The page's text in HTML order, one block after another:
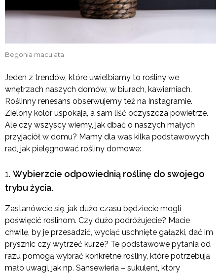
Begonia maculata
Jeden z trendów, które uwielbiamy to rośliny we
wnętrzach naszych domów, w biurach, kawiarniach.
Roślinny renesans obserwujemy też na Instagramie.
Zielony kolor uspokaja, a sam liść oczyszcza powietrze.
Ale czy wszyscy wiemy, jak dbać o naszych małych
przyjaciół w domu? Mamy dla was kilka podstawowych
rad, jak pielęgnować rośliny domowe:
Wybierzcie odpowiednią roślinę do swojego
trybu życia.
Zastanówcie się, jak dużo czasu będziecie mogli
poświęcić roślinom. Czy dużo podróżujecie? Macie
chwilę, by je przesadzić, wyciąć uschnięte gałązki, dać im
prysznic czy wytrzeć kurze? Te podstawowe pytania od
razu pomogą wybrać konkretne rośliny, które potrzebują
mało uwagi, jak np. Sansewieria – sukulent, który